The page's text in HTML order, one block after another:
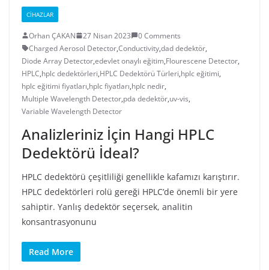
CIHAZLAR
Orhan ÇAKAN 27 Nisan 2023
0 Comments
Charged Aerosol Detector,Conductivity,dad dedektör,
Diode Array Detector,edevlet onaylı eğitim,Flourescene Detector,
HPLC,hplc dedektörleri,HPLC Dedektörü Türleri,hplc eğitimi,
hplc eğitimi fiyatları,hplc fiyatları,hplc nedir,
Multiple Wavelength Detector,pda dedektör,uv-vis,
Variable Wavelength Detector
Analizleriniz İçin Hangi HPLC
Dedektörü İdeal?
HPLC dedektörü çeşitliliği genellikle kafamızı karıştırır.
HPLC dedektörleri rolü gereği HPLC’de önemli bir yere
sahiptir. Yanlış dedektör seçersek, analitin
konsantrasyonunu
Read More